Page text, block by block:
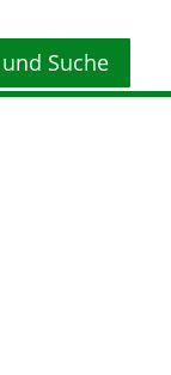
Suche